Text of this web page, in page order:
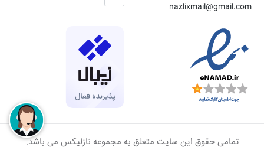
nazlixmail@gmail.com
تمامی حقوق این سایت متعلق به مجموعه نازلیکس می باشد.